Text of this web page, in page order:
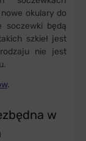
okulary do
soczewki będą
szkieł jest
nie jest
.
w